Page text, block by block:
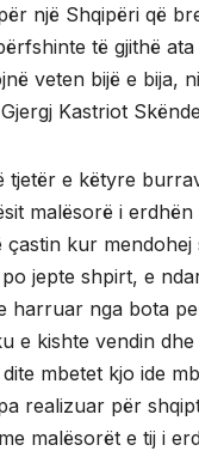
një Shqipëri që
të gjithë ata
veten bijë e bija,
Kastriot
tjetër e këtyre
malësorë i erdhën
çastin kur mendohej
jepte shpirt, e
harruar nga bota
e kishte vendin
mbetet kjo ide
realizuar për
malësorët e tij i